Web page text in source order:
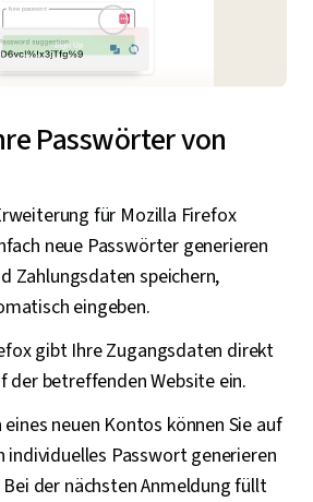
Passwörter von
für Mozilla Firefox
neue Passwörter generieren
Zahlungsdaten speichern,
eingeben.
gibt Ihre Zugangsdaten direkt
der betreffenden Website ein.
neuen Kontos können Sie auf
individuelles Passwort generieren
Bei der nächsten Anmeldung füllt